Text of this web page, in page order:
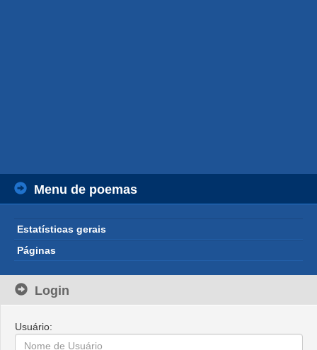
Menu de poemas
Estatísticas gerais
Páginas
Login
Usuário: